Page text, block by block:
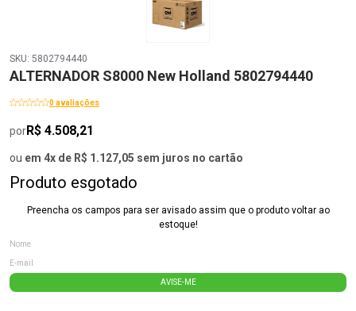
SKU: 5802794440
ALTERNADOR S8000 New Holland 5802794440
0 avaliações
porR$ 4.508,21
ou em 4x de R$ 1.127,05 sem juros no cartão
Produto esgotado
Preencha os campos para ser avisado assim que o produto voltar ao
estoque!
AVISE-ME